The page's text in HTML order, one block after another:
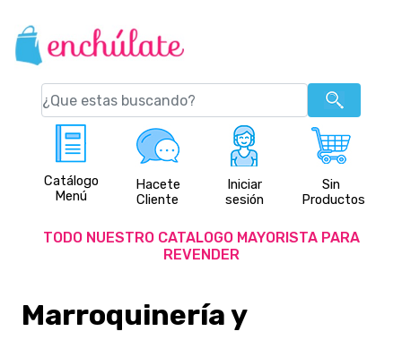
Catálogo
Menú
Hacete
Cliente
Iniciar
sesión
Sin
Productos
TODO NUESTRO CATALOGO MAYORISTA PARA
REVENDER
Marroquinería y